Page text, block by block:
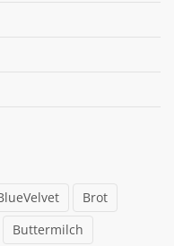
Brot
Buttermilch